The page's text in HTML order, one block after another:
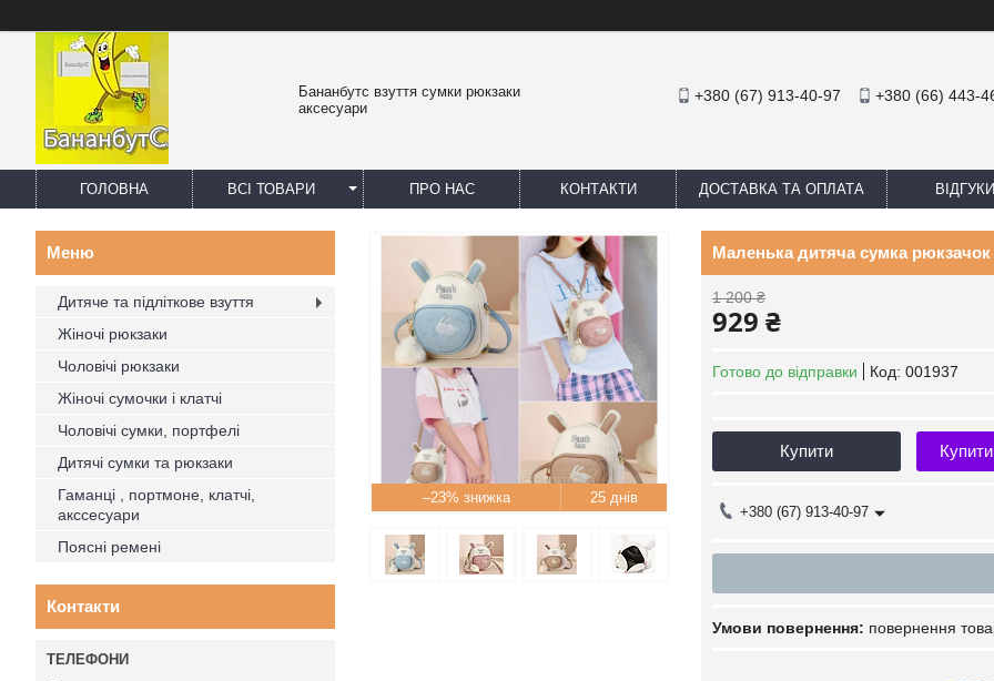
Бананбутс взуття сумки рюкзаки
аксесуари
+380 (67) 913-40-97 +380 (66) 443-
ГОЛОВНА ВСІ ТОВАРИ ПРО НАС КОНТАКТИ ДОСТАВКА ТА ОПЛАТА ВІДГУКИ
–23% 25 днів
Маленька дитяча сумка
1 200 ₴
929 ₴
Готово до відправки Код: 001937
Купити
+380 (67) 913-40-97
повернення
Дитяче та підліткове взуття
Жіночі рюкзаки
Чоловічі рюкзаки
Жіночі сумочки і клатчі
Чоловічі сумки, портфелі
Дитячі сумки та рюкзаки
Гаманці , портмоне, клатчі,
акссесуари
Поясні ремені
Контакти